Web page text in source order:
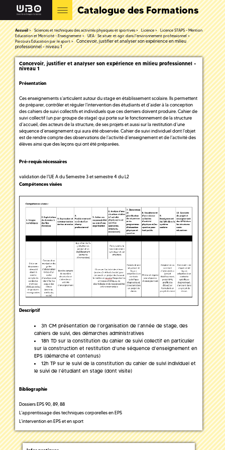
Catalogue des Formations
Accueil Sciences et techniques des activités physiques et sportives Licence
Licence STAPS - Mention
Education et Motricité - Enseignement
UEA : Se situer et agir dans l'environnement professionnel
Parcours Education par le sport
Concevoir, justifier et analyser son expérience en milieu
professionnel - niveau 1
Concevoir, justifier et analyser son expérience en milieu professionnel -
niveau 1
Présentation
Ces enseignements s’articulent autour du stage en établissement scolaire. Ils permettent
de préparer, contrôler et réguler l’intervention des étudiants et d’aider à la conception
des cahiers de suivi collectifs et individuels que ces derniers doivent produire. Cahier de
suivi collectif (un par groupe de stage) qui porte sur le fonctionnement de la structure
d’accueil, des acteurs de la structure, de ses projets et aussi sur la restitution d’une
séquence d’enseignement qui aura été observée. Cahier de suivi individuel dont l’objet
est de rendre compte des observations de l’activité d’enseignement et de l’activité des
élèves ainsi que des leçons qui ont été préparées.
Pré-requis nécessaires
validation de l’UE A du Semestre 3 et semestre 4 du L2
Compétences visées
Descriptif
3h CM présentation de l’organisation de l’année de stage, des
cahiers de suivi, des démarches administratives
18h TD sur la constitution du cahier de suivi collectif en particulier
sur la construction et restitution d’une séquence d’enseignement en
EPS (démarche et contenus)
12h TP sur le suivi de la constitution du cahier de suivi individuel et
le suivi de l’étudiant en stage (dont visite)
Bibliographie
Dossiers EPS 90, 89, 88
L’apprentissage des techniques corporelles en EPS
L’intervention en EPS et en sport